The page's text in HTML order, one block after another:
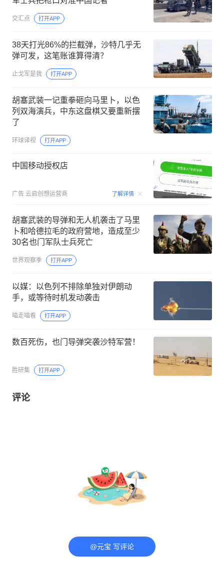
交汇点 打开APP
38天打光86%的拦截弹，沙特几乎无
弹可发，这笔账谁算得清？
止戈军是我 打开APP
胡塞武装一记重拳砸向马里卜，以色
列双海演兵，中东这盘棋又要重新摆
了
环球译视 打开APP
中国移动授权店
广告 云启创想运营商 了解详情 00:15
胡塞武装的导弹和无人机袭击了马里
卜和哈德拉毛的政府营地，造成至少
30名也门军队士兵死亡
世界观察季 打开APP
以媒：以色列不排除单独对伊朗动
手，或等待时机发动袭击
喵走喵看 打开APP
数百死伤，也门导弹突袭沙特军营！
胜研集 打开APP
评论
@元宝 写评论